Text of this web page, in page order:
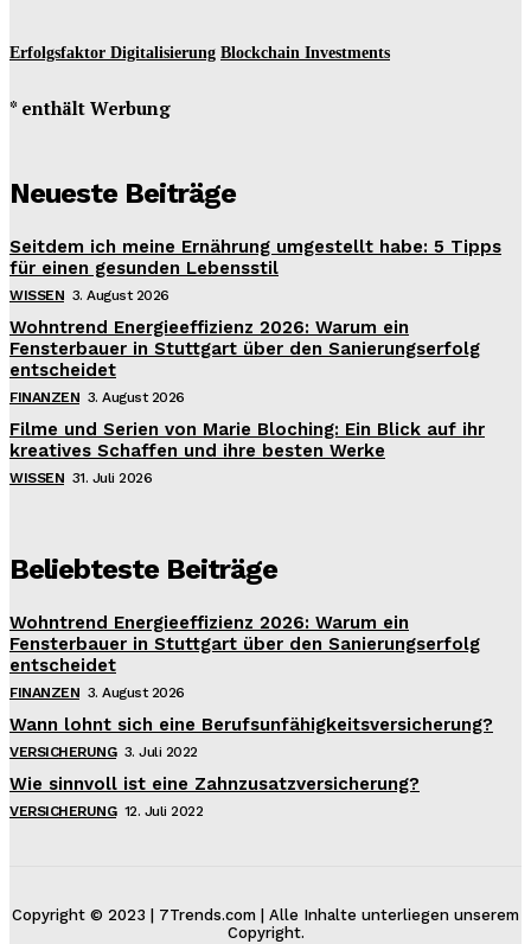
Erfolgsfaktor Digitalisierung Blockchain Investments
* enthält Werbung
Neueste Beiträge
Seitdem ich meine Ernährung umgestellt habe: 5 Tipps
für einen gesunden Lebensstil
WISSEN 3. August 2026
Wohntrend Energieeffizienz 2026: Warum ein
Fensterbauer in Stuttgart über den Sanierungserfolg
entscheidet
FINANZEN 3. August 2026
Filme und Serien von Marie Bloching: Ein Blick auf ihr
kreatives Schaffen und ihre besten Werke
WISSEN 31. Juli 2026
Beliebteste Beiträge
Wohntrend Energieeffizienz 2026: Warum ein
Fensterbauer in Stuttgart über den Sanierungserfolg
entscheidet
FINANZEN 3. August 2026
Wann lohnt sich eine Berufsunfähigkeitsversicherung?
VERSICHERUNG 3. Juli 2022
Wie sinnvoll ist eine Zahnzusatzversicherung?
VERSICHERUNG 12. Juli 2022
Copyright © 2023 | 7Trends.com | Alle Inhalte unterliegen unserem
Copyright.